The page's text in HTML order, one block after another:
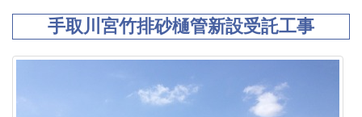
手取川宮竹排砂樋管新設受託工事